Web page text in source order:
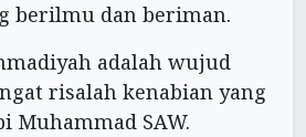
berilmu dan beriman.
adalah wujud
risalah kenabian yang
Muhammad SAW.